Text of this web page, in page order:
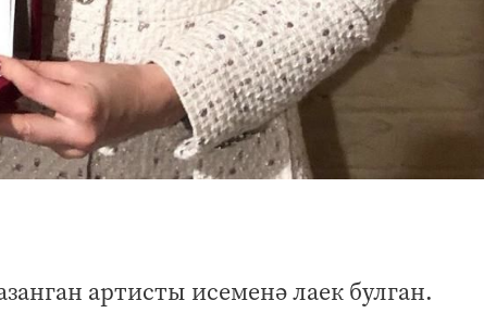
артисты исеменә лаек булган.